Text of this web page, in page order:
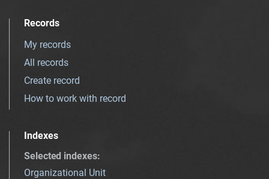
Records
My records
All records
Create record
How to work with record
Indexes
Selected indexes:
Organizational Unit